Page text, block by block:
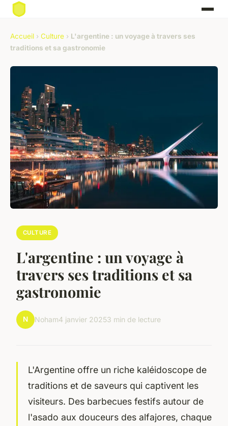
Accueil › Culture › L'argentine : un voyage à travers ses
traditions et sa gastronomie
CULTURE
L'argentine : un voyage à
travers ses traditions et sa
gastronomie
N Noham4 janvier 20253 min de lecture
L'Argentine offre un riche kaléidoscope de
traditions et de saveurs qui captivent les
visiteurs. Des barbecues festifs autour de
l'asado aux douceurs des alfajores, chaque